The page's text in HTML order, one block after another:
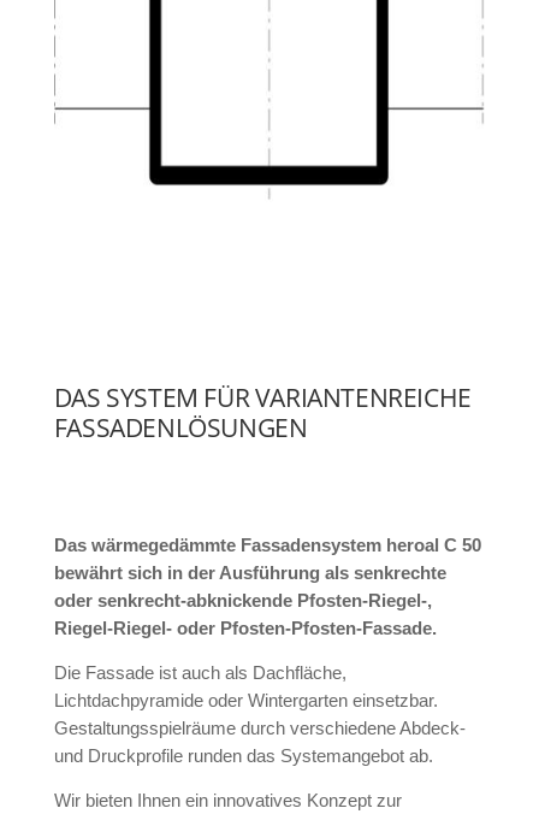
DAS SYSTEM FÜR VARIANTENREICHE
FASSADENLÖSUNGEN
Das wärmegedämmte Fassadensystem heroal C 50
bewährt sich in der Ausführung als senkrechte
oder senkrecht-abknickende Pfosten-Riegel-,
Riegel-Riegel- oder Pfosten-Pfosten-Fassade.
Die Fassade ist auch als Dachfläche,
Lichtdachpyramide oder Wintergarten einsetzbar.
Gestaltungsspielräume durch verschiedene Abdeck-
und Druckprofile runden das Systemangebot ab.
Wir bieten Ihnen ein innovatives Konzept zur